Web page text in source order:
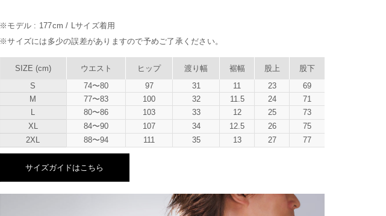
※モデル : 177cm / Lサイズ着用
※サイズには多少の誤差がありますので予めご了承ください。
SIZE (cm) ウエスト ヒップ 渡り幅 裾幅 股上
股下
S
74〜80 97 31 11 23
69
M
77〜83 100 32 11.5 24
71
L
80〜86 103 33 12 25
73
XL
84〜90 107 34 12.5 26
75
2XL
88〜94 111 35 13 27 77
サイズガイドはこちら